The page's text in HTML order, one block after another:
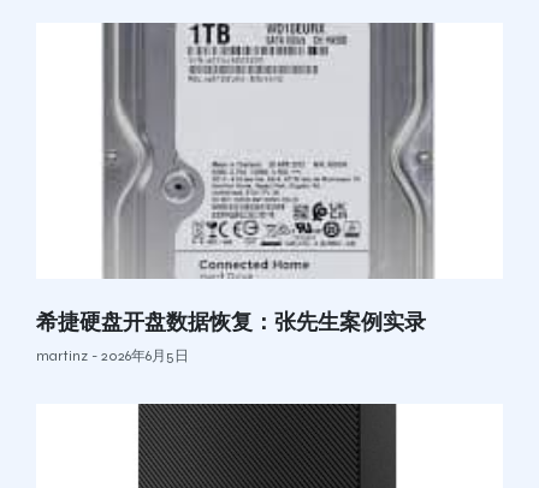
希捷硬盘开盘数据恢复：张先生案例实录
martinz 2026年6月5日